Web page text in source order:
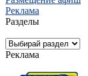
Реклама
Разделы
Реклама